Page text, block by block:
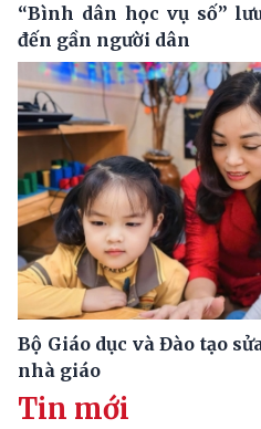
“Bình dân học vụ số”
đến gần người dân
Bộ Giáo dục và Đào tạo
nhà giáo
Tin mới